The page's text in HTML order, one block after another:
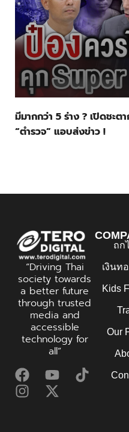
มีมากกว่า 5 ร่าง ? เปิดชะต
“ตำรวจ” แอบส่งข่าว !
“Driving Thai
society towards
a better future
through trusted
media and
accessible
technology for
all”
ถก
เงินท
Kids
Our